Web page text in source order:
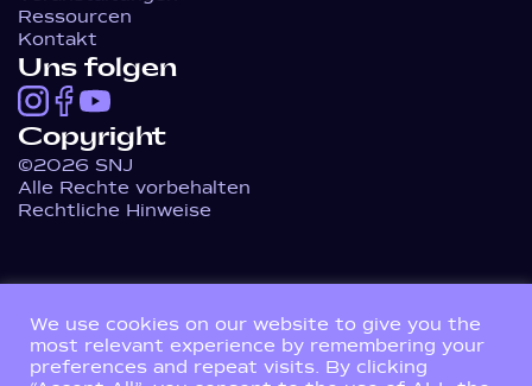
We use cookies on our website to give you the
most relevant experience by remembering your
preferences and repeat visits. By clicking
Ressourcen
Kontakt
Uns folgen
Copyright
©2026 SNJ
Alle Rechte vorbehalten
Rechtliche Hinweise